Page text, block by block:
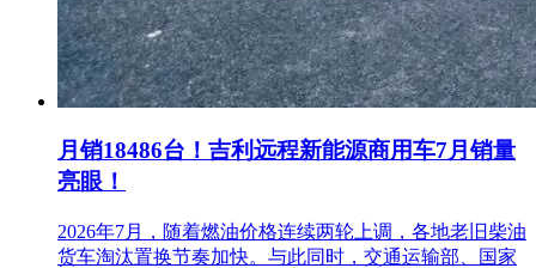
月销18486台！吉利远程新能源商用车7月销量
亮眼！
2026年7月，随着燃油价格连续两轮上调，各地老旧柴油
货车淘汰置换节奏加快。与此同时，交通运输部、国家